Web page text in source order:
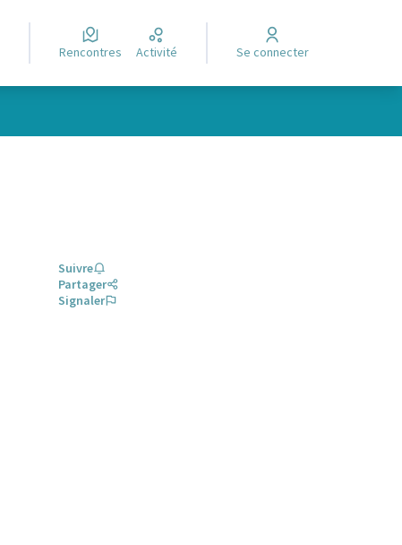
Rencontres Activité Se connecter
Suivre
Partager
Signaler